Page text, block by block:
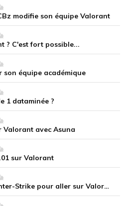
modifie son équipe Valorant
? C'est fort possible...
son équipe académique
1 dataminée ?
Valorant avec Asuna
sur Valorant
xeta tourne la page Counter-Strike pour aller sur Valorant